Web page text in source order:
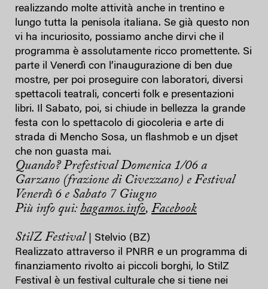
realizzando molte attività anche in trentino e
lungo tutta la penisola italiana. Se già questo non
vi ha incuriosito, possiamo anche dirvi che il
programma è assolutamente ricco promettente. Si
parte il Venerdì con l’inaugurazione di ben due
mostre, per poi proseguire con laboratori, diversi
spettacoli teatrali, concerti folk e presentazioni
libri. Il Sabato, poi, si chiude in bellezza la grande
festa con lo spettacolo di giocoleria e arte di
strada di Mencho Sosa, un flashmob e un djset
che non guasta mai.
Quando? Prefestival Domenica 1/06 a
Garzano (frazione di Civezzano) e Festival
Venerdì 6 e Sabato 7 Giugno
Più info qui:hagamos.info, Facebook
StilZ Festival
| Stelvio (BZ)
Realizzato attraverso il PNRR e un programma di
finanziamento rivolto ai piccoli borghi, lo StilZ
Festival è un festival culturale che si tiene nei